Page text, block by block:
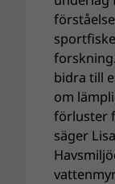
bidra till
om
förluster
säger